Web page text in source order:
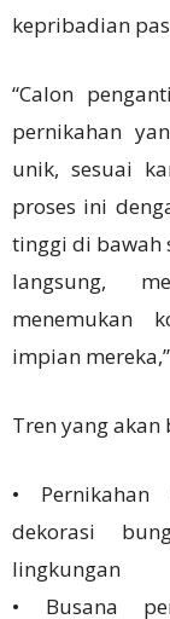
kepribadian
“Calon
pernikahan
unik, sesuai
proses ini
tinggi di bawah
langsung,
menemukan
impian
Tren yang
•
dekorasi
lingkungan
• Busana